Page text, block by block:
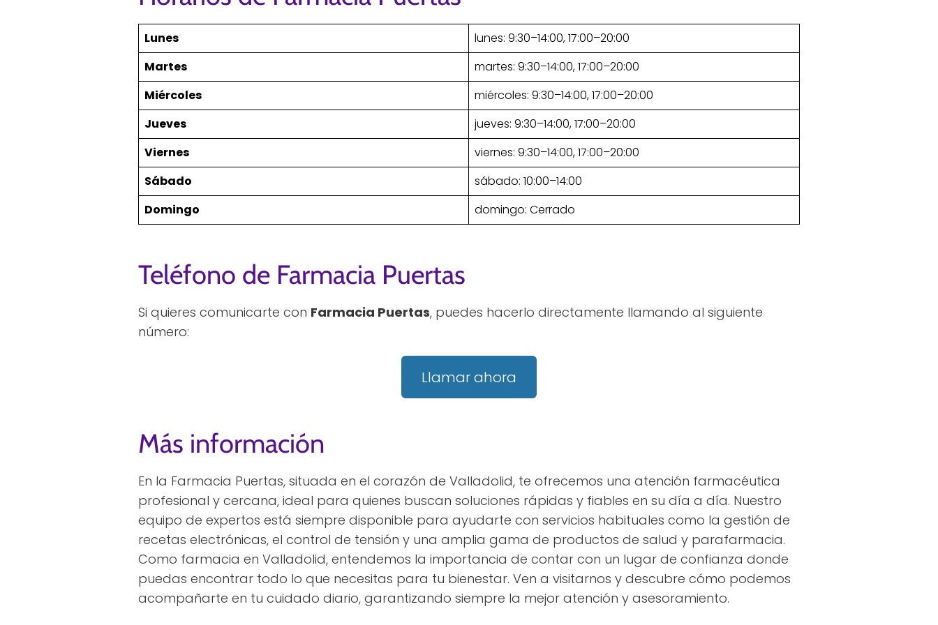
Lunes
lunes: 9:30–14:00, 17:00–20:00
Martes
martes: 9:30–14:00, 17:00–20:00
Miércoles
miércoles: 9:30–14:00, 17:00–20:00
Jueves
jueves: 9:30–14:00, 17:00–20:00
Viernes
viernes: 9:30–14:00, 17:00–20:00
Sábado
sábado: 10:00–14:00
Domingo
domingo: Cerrado
Teléfono de Farmacia Puertas
Si quieres comunicarte con Farmacia Puertas, puedes hacerlo directamente llamando al siguiente
número:
Llamar ahora
Más información
En la Farmacia Puertas, situada en el corazón de Valladolid, te ofrecemos una atención farmacéutica
profesional y cercana, ideal para quienes buscan soluciones rápidas y fiables en su día a día. Nuestro
equipo de expertos está siempre disponible para ayudarte con servicios habituales como la gestión de
recetas electrónicas, el control de tensión y una amplia gama de productos de salud y parafarmacia.
Como farmacia en Valladolid, entendemos la importancia de contar con un lugar de confianza donde
puedas encontrar todo lo que necesitas para tu bienestar. Ven a visitarnos y descubre cómo podemos
acompañarte en tu cuidado diario, garantizando siempre la mejor atención y asesoramiento.